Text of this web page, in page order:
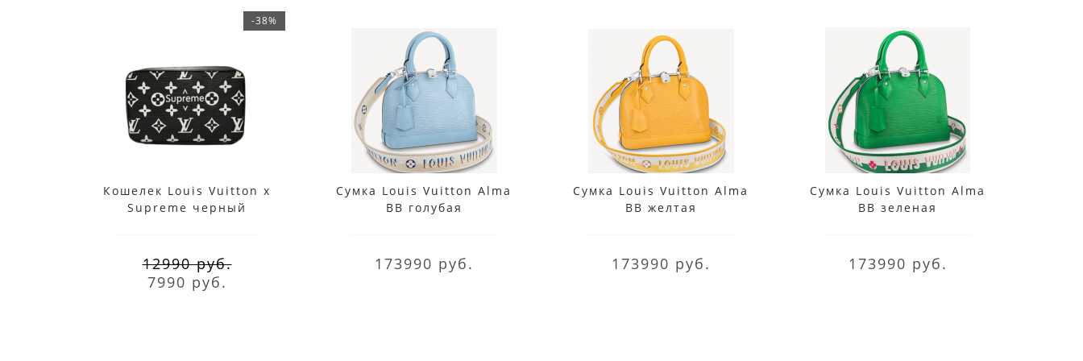
-38%
Кошелек Louis Vuitton x
Supreme черный
12990 руб.
7990 руб.
Сумка Louis Vuitton Alma
BB голубая
173990 руб.
Сумка Louis Vuitton Alma
BB желтая
173990 руб.
Сумка Louis Vuitton Alma
BB зеленая
173990 руб.